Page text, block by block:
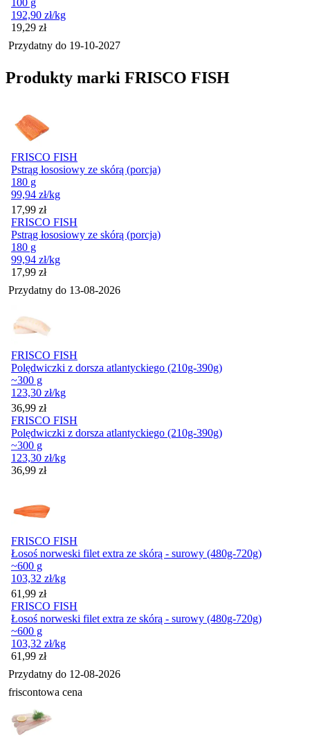
100 g
192,90 zł/kg
Cena
19,29 zł
Przydatny do 19-10-2027
Produkty marki FRISCO FISH
FRISCO FISH
Pstrąg łososiowy ze skórą (porcja)
180 g
99,94 zł/kg
Cena
17,99 zł
FRISCO FISH
Pstrąg łososiowy ze skórą (porcja)
180 g
99,94 zł/kg
Cena
17,99 zł
Przydatny do 13-08-2026
FRISCO FISH
Polędwiczki z dorsza atlantyckiego (210g-390g)
~300 g
123,30 zł/kg
Cena
36,99 zł
FRISCO FISH
Polędwiczki z dorsza atlantyckiego (210g-390g)
~300 g
123,30 zł/kg
Cena
36,99 zł
FRISCO FISH
Łosoś norweski filet extra ze skórą - surowy (480g-720g)
~600 g
103,32 zł/kg
Cena
61,99 zł
FRISCO FISH
Łosoś norweski filet extra ze skórą - surowy (480g-720g)
~600 g
103,32 zł/kg
Cena
61,99 zł
Przydatny do 12-08-2026
friscontowa cena